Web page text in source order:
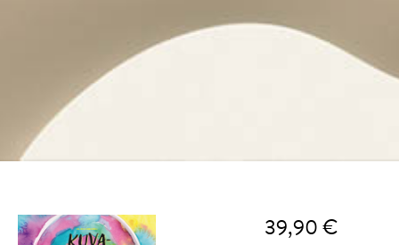
TUOTTEET
39,90 €